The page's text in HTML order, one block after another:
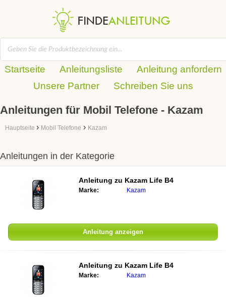
Startseite Anleitungsliste
Anleitung anfordern
Unsere Partner
Schreiben Sie uns
Anleitungen für Mobil Telefone - Kazam
Hauptseite › Mobil Telefone › Kazam
Anleitungen in der Kategorie
Anleitung zu Kazam Life B4
Marke: Kazam
Anleitung anzeigen
Anleitung zu Kazam Life B4
Marke: Kazam